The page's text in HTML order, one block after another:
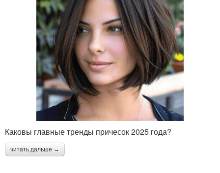
Каковы главные тренды причесок 2025 года?
читать дальше →